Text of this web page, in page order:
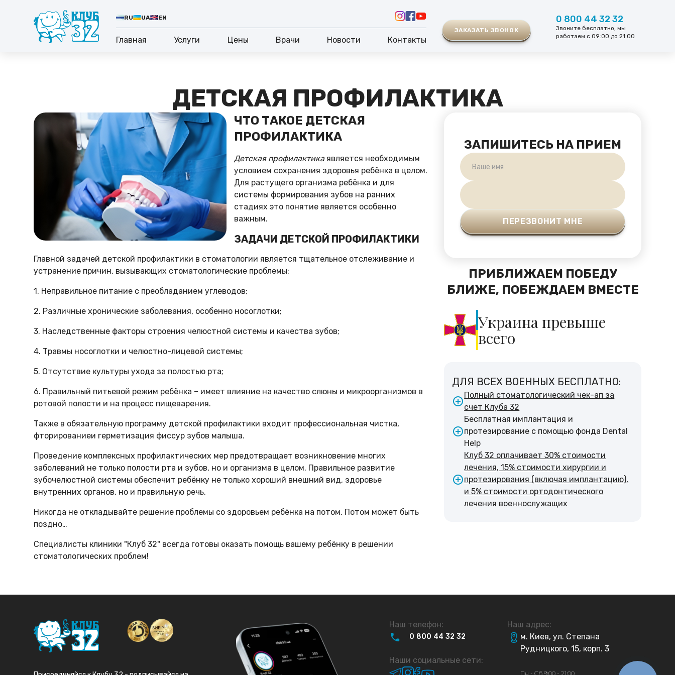
RU UA
EN
ЗАКАЗАТЬ ЗВОНОК
0 800 44 32 32
Звоните бесплатно, мы
работаем с 09:00 до 21:00
Главная Услуги Цены Врачи Новости Контакты
ДЕТСКАЯ ПРОФИЛАКТИКА
ЧТО ТАКОЕ ДЕТСКАЯ
ПРОФИЛАКТИКА
Детская профилактикаявляется необходимым
условием сохранения здоровья ребёнка в целом.
Для растущего организма ребёнка и для
системы формирования зубов на ранних
стадиях это понятие является особенно
важным.
ЗАДАЧИ ДЕТСКОЙ ПРОФИЛАКТИКИ
Главной задачей детской профилактики в стоматологии является тщательное отслеживание и
устранение причин, вызывающих стоматологические проблемы:
1. Неправильное питание с преобладанием углеводов;
2. Различные хронические заболевания, особенно носоглотки;
3. Наследственные факторы строения челюстной системы и качества зубов;
4. Травмы носоглотки и челюстно-лицевой системы;
5. Отсутствие культуры ухода за полостью рта;
6. Правильный питьевой режим ребёнка – имеет влияние на качество слюны и микроорганизмов в
ротовой полости и на процесс пищеварения.
Также в обязательную программу детской профилактики входит профессиональная чистка,
фторированиеи герметизация фиссур зубов малыша.
Проведение комплексных профилактических мер предотвращает возникновение многих
заболеваний не только полости рта и зубов, но и организма в целом. Правильное развитие
зубочелюстной системы обеспечит ребёнку не только хороший внешний вид, здоровье
внутренних органов, но и правильную речь.
Никогда не откладывайте решение проблемы со здоровьем ребёнка на потом. Потом может быть
поздно…
Специалисты клиники "Клуб 32" всегда готовы оказать помощь вашему ребёнку в решении
стоматологических проблем!
ЗАПИШИТЕСЬ НА ПРИЕМ
ПРИБЛИЖАЕМ ПОБЕДУ
БЛИЖЕ, ПОБЕЖДАЕМ ВМЕСТЕ
Украина превыше
всего
ДЛЯ ВСЕХ ВОЕННЫХ БЕСПЛАТНО:
Полный стоматологический чек-ап за
счет Клуба 32
Бесплатная имплантация и
протезирование с помощью фонда Dental
Help
Клуб 32 оплачивает 30% стоимости
лечения, 15% стоимости хирургии и
протезирования (включая имплантацию),
и 5% стоимости ортодонтического
лечения военнослужащих
Наш телефон:
0 800 44 32 32
Наши социальные сети:
Наш адрес:
м. Киев, ул. Степана
Рудницкого, 15, корп. 3
Пн - Сб 9:00 - 21:00